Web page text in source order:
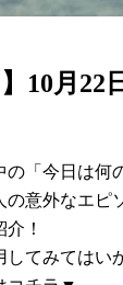
10月22
「今日は何
の意外なエピ
！
てみてはい